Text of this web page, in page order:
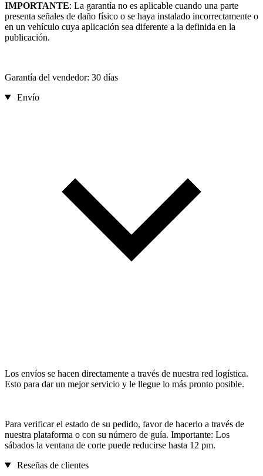
IMPORTANTE: La garantía no es aplicable cuando una parte
presenta señales de daño físico o se haya instalado incorrectamente o
en un vehículo cuya aplicación sea diferente a la definida en la
publicación.
Garantía del vendedor: 30 días
Envío
Los envíos se hacen directamente a través de nuestra red logística.
Esto para dar un mejor servicio y le llegue lo más pronto posible.
Para verificar el estado de su pedido, favor de hacerlo a través de
nuestra plataforma o con su número de guía. Importante: Los
sábados la ventana de corte puede reducirse hasta 12 pm.
Reseñas de clientes